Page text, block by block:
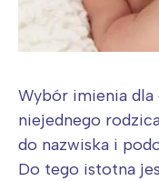
Wybór imienia dla
niejednego
do nazwiska i
Do tego istotna